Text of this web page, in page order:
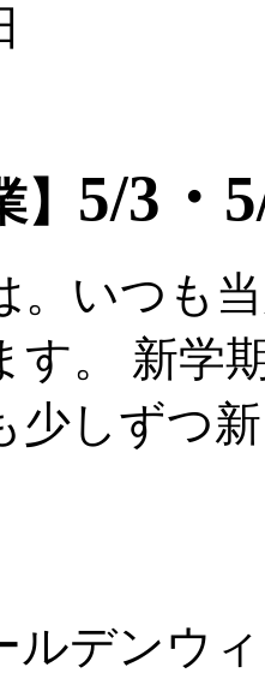
5/3・
。いつも
す。 新学
少しずつ
ルデンウ